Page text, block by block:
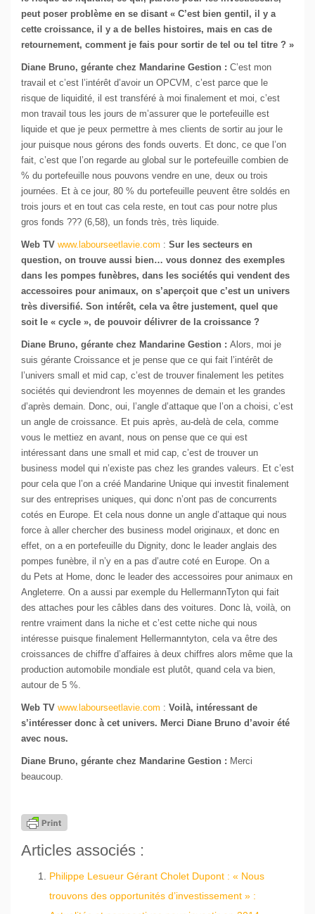
peut poser problème en se disant « C’est bien gentil, il y a
cette croissance, il y a de belles histoires, mais en cas de
retournement, comment je fais pour sortir de tel ou tel titre ? »
Diane Bruno, gérante chez Mandarine Gestion : C’est mon
travail et c’est l’intérêt d’avoir un OPCVM, c’est parce que le
risque de liquidité, il est transféré à moi finalement et moi, c’est
mon travail tous les jours de m’assurer que le portefeuille est
liquide et que je peux permettre à mes clients de sortir au jour le
jour puisque nous gérons des fonds ouverts. Et donc, ce que l’on
fait, c’est que l’on regarde au global sur le portefeuille combien de
% du portefeuille nous pouvons vendre en une, deux ou trois
journées. Et à ce jour, 80 % du portefeuille peuvent être soldés en
trois jours et en tout cas cela reste, en tout cas pour notre plus
gros fonds ??? (6,58), un fonds très, très liquide.
Web TV www.labourseetlavie.com : Sur les secteurs en
question, on trouve aussi bien… vous donnez des exemples
dans les pompes funèbres, dans les sociétés qui vendent des
accessoires pour animaux, on s’aperçoit que c’est un univers
très diversifié. Son intérêt, cela va être justement, quel que
soit le « cycle », de pouvoir délivrer de la croissance ?
Diane Bruno, gérante chez Mandarine Gestion : Alors, moi je
suis gérante Croissance et je pense que ce qui fait l’intérêt de
l’univers small et mid cap, c’est de trouver finalement les petites
sociétés qui deviendront les moyennes de demain et les grandes
d’après demain. Donc, oui, l’angle d’attaque que l’on a choisi, c’est
un angle de croissance. Et puis après, au-delà de cela, comme
vous le mettiez en avant, nous on pense que ce qui est
intéressant dans une small et mid cap, c’est de trouver un
business model qui n’existe pas chez les grandes valeurs. Et c’est
pour cela que l’on a créé Mandarine Unique qui investit finalement
sur des entreprises uniques, qui donc n’ont pas de concurrents
cotés en Europe. Et cela nous donne un angle d’attaque qui nous
force à aller chercher des business model originaux, et donc en
effet, on a en portefeuille du Dignity, donc le leader anglais des
pompes funèbre, il n’y en a pas d’autre coté en Europe. On a
du Pets at Home, donc le leader des accessoires pour animaux en
Angleterre. On a aussi par exemple du HellermannTyton qui fait
des attaches pour les câbles dans des voitures. Donc là, voilà, on
rentre vraiment dans la niche et c’est cette niche qui nous
intéresse puisque finalement Hellermanntyton, cela va être des
croissances de chiffre d’affaires à deux chiffres alors même que la
production automobile mondiale est plutôt, quand cela va bien,
autour de 5 %.
Web TV www.labourseetlavie.com : Voilà, intéressant de
s’intéresser donc à cet univers. Merci Diane Bruno d’avoir été
avec nous.
Diane Bruno, gérante chez Mandarine Gestion : Merci
beaucoup.
Articles associés :
Philippe Lesueur Gérant Cholet Dupont : « Nous
trouvons des opportunités d’investissement » :